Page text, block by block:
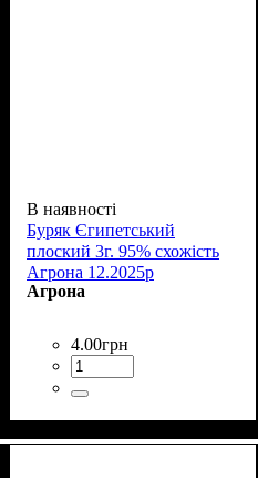
В наявності
Буряк Єгипетський
плоский 3г. 95% схожість
Агрона 12.2025р
Агрона
4.00грн